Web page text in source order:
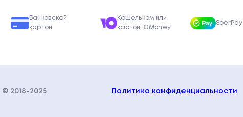
Банковской
картой
Кошельком или
картой ЮMoney
SberPay
© 2018-2025 Политика конфиденциальности